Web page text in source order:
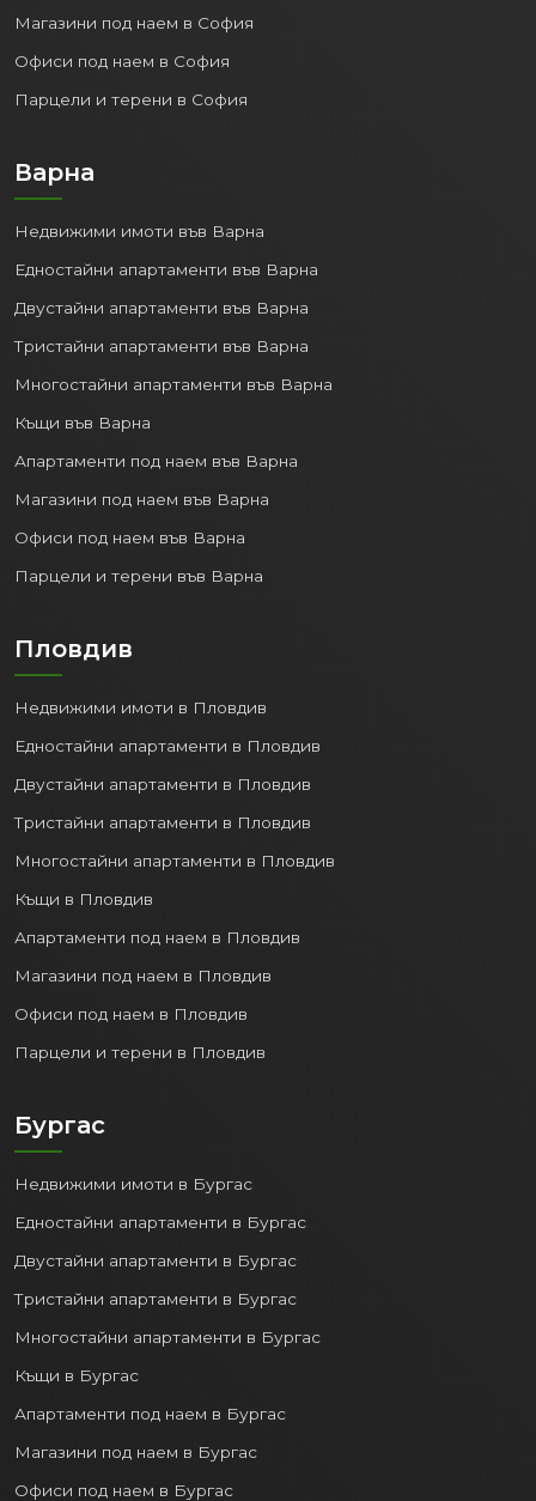
Магазини под наем в София
Офиси под наем в София
Парцели и терени в София
Варна
Недвижими имоти във Варна
Едностайни апартаменти във Варна
Двустайни апартаменти във Варна
Тристайни апартаменти във Варна
Многостайни апартаменти във Варна
Къщи във Варна
Апартаменти под наем във Варна
Магазини под наем във Варна
Офиси под наем във Варна
Парцели и терени във Варна
Пловдив
Недвижими имоти в Пловдив
Едностайни апартаменти в Пловдив
Двустайни апартаменти в Пловдив
Тристайни апартаменти в Пловдив
Многостайни апартаменти в Пловдив
Къщи в Пловдив
Апартаменти под наем в Пловдив
Магазини под наем в Пловдив
Офиси под наем в Пловдив
Парцели и терени в Пловдив
Бургас
Недвижими имоти в Бургас
Едностайни апартаменти в Бургас
Двустайни апартаменти в Бургас
Тристайни апартаменти в Бургас
Многостайни апартаменти в Бургас
Къщи в Бургас
Апартаменти под наем в Бургас
Магазини под наем в Бургас
Офиси под наем в Бургас